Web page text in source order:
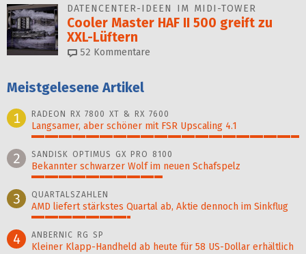
DATENCENTER-IDEEN IM MIDI-TOWER
Cooler Master HAF II 500 greift zu
XXL-Lüftern
52 Kommentare
Meistgelesene Artikel
1
RADEON RX 7800 XT & RX 7600
Langsamer, aber schöner mit FSR Upscaling 4.1
2 SANDISK OPTIMUS GX PRO 8100
Bekannter schwarzer Wolf im neuen Schafspelz
3 QUARTALSZAHLEN
AMD liefert stärkstes Quartal ab, Aktie dennoch im Sinkflug
4 ANBERNIC RG SP
Kleiner Klapp-Hand­held ab heute für 58 US-Dollar er­hält­lich